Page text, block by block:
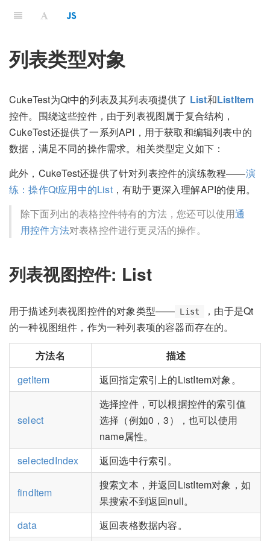
列表类型对象
CukeTest为Qt中的列表及其列表项提供了 List和ListItem
控件。围绕这些控件，由于列表视图属于复合结构，
CukeTest还提供了一系列API，用于获取和编辑列表中的
数据，满足不同的操作需求。相关类型定义如下：
此外，CukeTest还提供了针对列表控件的演练教程——演
练：操作Qt应用中的List，有助于更深入理解API的使用。
除下面列出的表格控件特有的方法，您还可以使用通
用控件方法对表格控件进行更灵活的操作。
列表视图控件: List
用于描述列表视图控件的对象类型—— List
，由于是Qt
的一种视图组件，作为一种列表项的容器而存在的。
方法名
描述
getItem
返回指定索引上的ListItem对象。
select
选择控件，可以根据控件的索引值
选择（例如0，3），也可以使用
name属性。
selectedIndex
返回选中行索引。
findItem
搜索文本，并返回ListItem对象，如
果搜索不到返回null。
data
返回表格数据内容。